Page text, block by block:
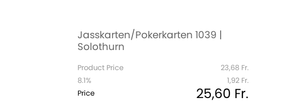
Jasskarten/Pokerkarten 1039 |
Solothurn
Product Price
23,68 Fr.
8.1%
1,92 Fr.
Price
25,60 Fr.